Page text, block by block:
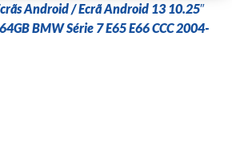
Android/ Ecrã Android 13 10.25″
BMW Série 7 E65 E66 CCC 2004-